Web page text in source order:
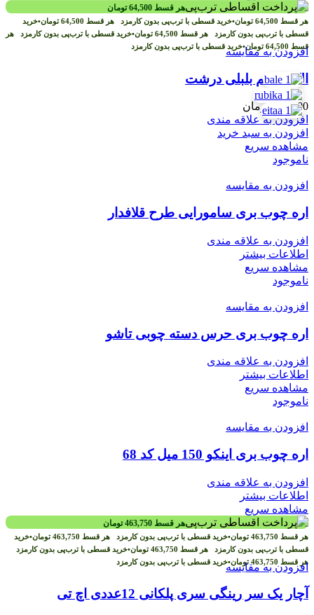
هر قسط 64,500 تومان
هر قسط 64,500 تومان•خرید قسطی با ترب‌پی بدون کارمزد هر قسط 64,500 تومان•خرید
قسطی با ترب‌پی بدون کارمزد هر قسط 64,500 تومان•خرید قسطی با ترب‌پی بدون کارمزد هر
قسط 64,500 تومان•خرید قسطی با ترب‌پی بدون کارمزدافزودن به مقایسه
الک چشم بلبلی درشت
258,000 تومان
افزودن به علاقه مندی
افزودن به سبد خرید
مشاهده سریع
ناموجود
افزودن به مقایسه
اره چوب بری سامورایی طرح قلافدار
افزودن به علاقه مندی
اطلاعات بیشتر
مشاهده سریع
ناموجود
افزودن به مقایسه
اره چوب بری حرس دسته چوبی تاشو
افزودن به علاقه مندی
اطلاعات بیشتر
مشاهده سریع
ناموجود
افزودن به مقایسه
اره چوب بری اینکو 150 میل کد 68
افزودن به علاقه مندی
اطلاعات بیشتر
مشاهده سریع
هر قسط 463,750 تومان
هر قسط 463,750 تومان•خرید قسطی با ترب‌پی بدون کارمزد هر قسط 463,750 تومان•خرید
قسطی با ترب‌پی بدون کارمزد هر قسط 463,750 تومان•خرید قسطی با ترب‌پی بدون کارمزد
هر قسط 463,750 تومان•خرید قسطی با ترب‌پی بدون کارمزدافزودن به مقایسه
آچار یک سر رینگی سری پلکانی 12عددی اچ تی